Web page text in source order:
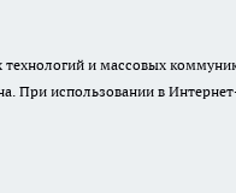
технологий и массовых
При использовании в